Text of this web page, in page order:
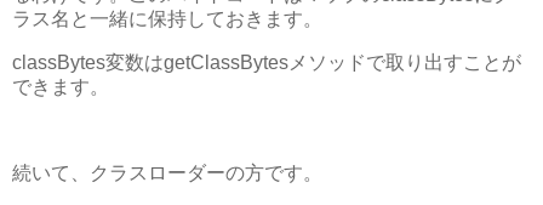
ラス名と一緒に保持しておきます。
classBytes変数はgetClassBytesメソッドで取り出すことが
できます。
続いて、クラスローダーの方です。